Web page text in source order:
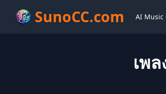
SunoCC.com AI Music
เพ